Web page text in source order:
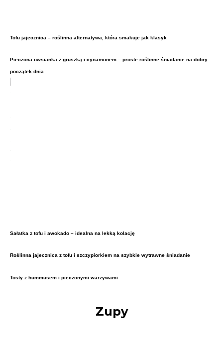
Tofu jajecznica – roślinna alternatywa, która smakuje jak klasyk
Pieczona owsianka z gruszką i cynamonem – proste roślinne śniadanie na dobry
początek dnia
Sałatka z tofu i awokado – idealna na lekką kolację
Roślinna jajecznica z tofu i szczypiorkiem na szybkie wytrawne śniadanie
Tosty z hummusem i pieczonymi warzywami
Zupy